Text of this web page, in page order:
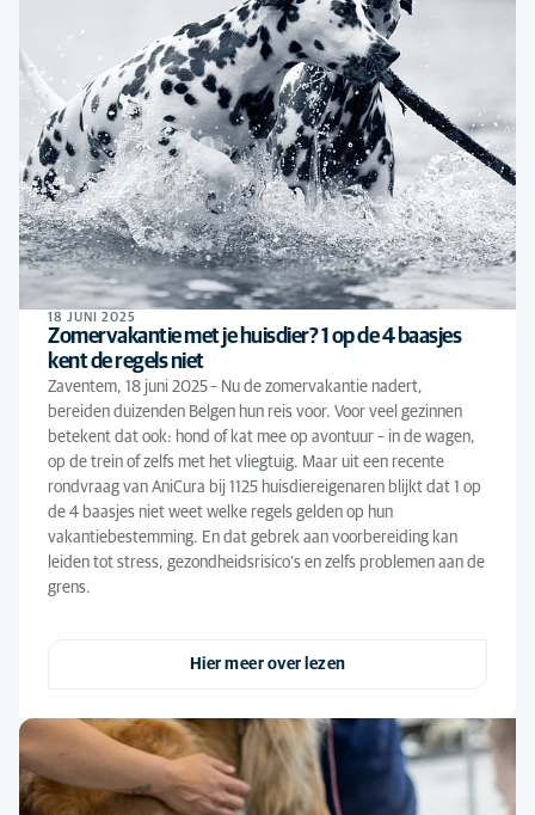
18 JUNI 2025
Zomervakantie met je huisdier? 1 op de 4 baasjes
kent de regels niet
Zaventem, 18 juni 2025 – Nu de zomervakantie nadert,
bereiden duizenden Belgen hun reis voor. Voor veel gezinnen
betekent dat ook: hond of kat mee op avontuur – in de wagen,
op de trein of zelfs met het vliegtuig. Maar uit een recente
rondvraag van AniCura bij 1125 huisdiereigenaren blijkt dat 1 op
de 4 baasjes niet weet welke regels gelden op hun
vakantiebestemming. En dat gebrek aan voorbereiding kan
leiden tot stress, gezondheidsrisico’s en zelfs problemen aan de
grens.
Hier meer over lezen